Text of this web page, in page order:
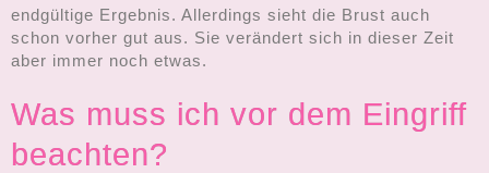
endgültige Ergebnis. Allerdings sieht die Brust auch
schon vorher gut aus. Sie verändert sich in dieser Zeit
aber immer noch etwas.
Was muss ich vor dem Eingriff
beachten?